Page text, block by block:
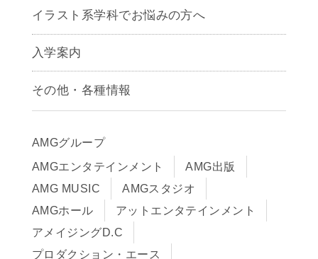
アニメーション学科
声優学科
イラスト系学科でお悩みの方へ
入学案内
募集要項
早期出願制度・AOエントリー
入学までの流れ
学費サポート・各種制度
学費について
Q&A
その他・各種情報
アクセス
サイトポリシー
在校生・保護者の方へ
卒業生の皆様へ
AMGグループ
AMGエンタテインメント
AMG出版
AMG MUSIC
AMGスタジオ
AMGホール
アットエンタテインメント
アメイジングD.C
プロダクション・エース